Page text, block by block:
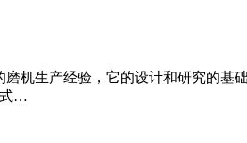
机生产经验，它的设计和研究的
式…